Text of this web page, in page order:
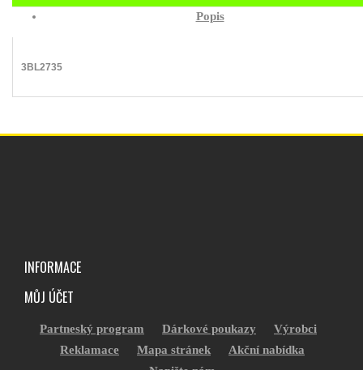
Popis
3BL2735
INFORMACE
MŮJ ÚČET
Partneský program Dárkové poukazy
Výrobci
Reklamace
Mapa stránek
Akční nabídka